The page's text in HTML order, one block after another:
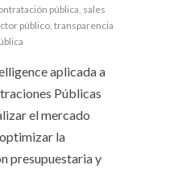
pública, sales
público, transparencia
aplicada a
Públicas
el mercado
la
presupuestaria y